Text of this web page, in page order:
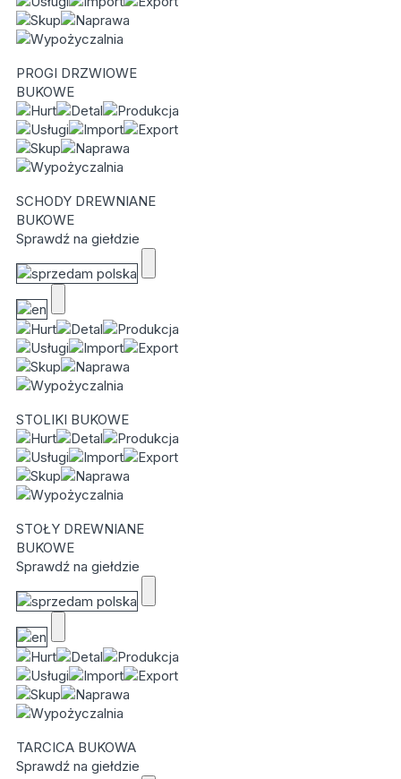
PROGI DRZWIOWE
BUKOWE
SCHODY DREWNIANE
BUKOWE
Sprawdź na giełdzie
STOLIKI BUKOWE
STOŁY DREWNIANE
BUKOWE
Sprawdź na giełdzie
TARCICA BUKOWA
Sprawdź na giełdzie